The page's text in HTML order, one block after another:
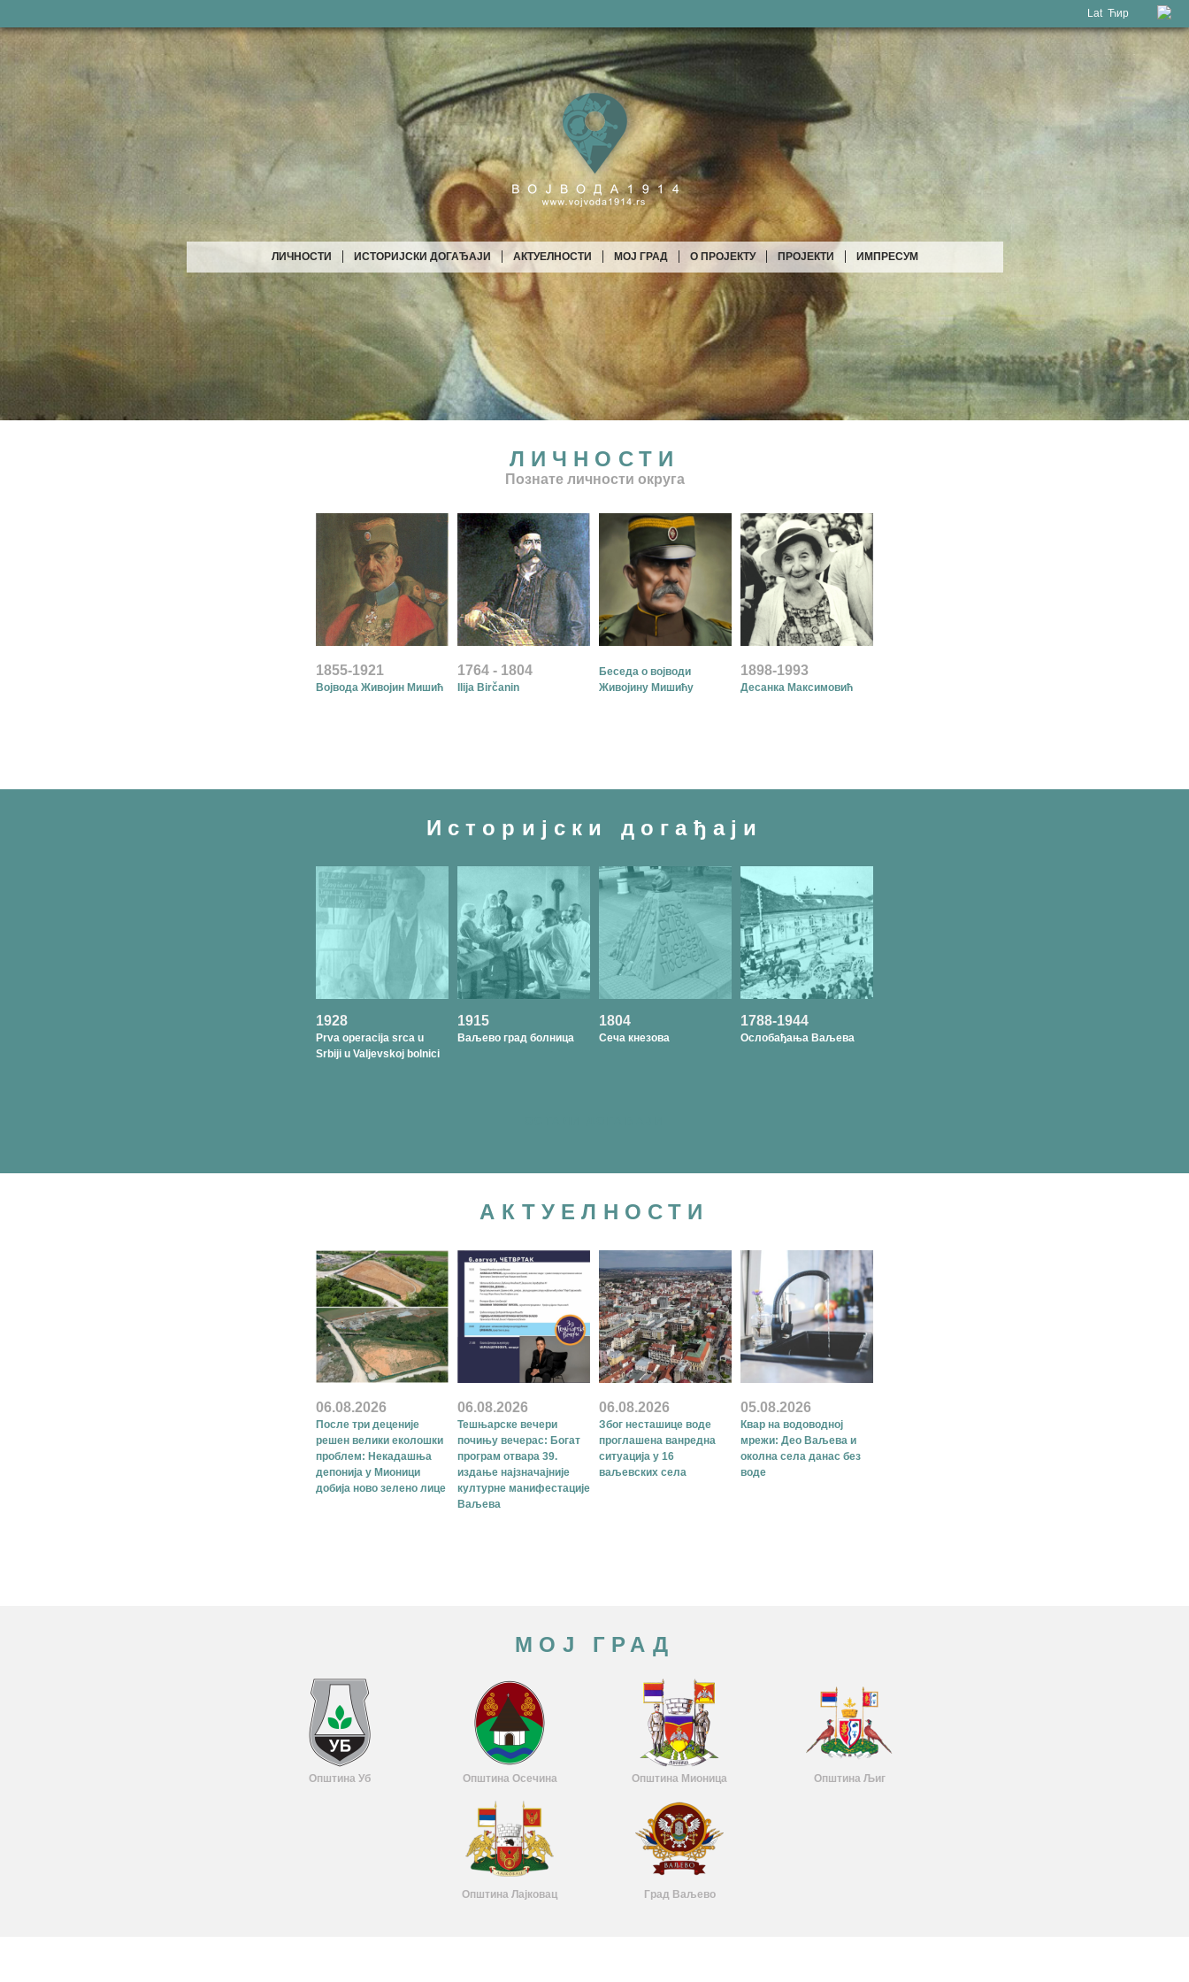
Lat Ћир
ЛИЧНОСТИ ИСТОРИЈСКИ ДОГАЂАЈИ АКТУЕЛНОСТИ МОЈ ГРАД О ПРОЈЕКТУ ПРОЈЕКТИ ИМПРЕСУМ
ЛИЧНОСТИ
Познате личности округа
1855-1921
Војвода Живојин Мишић
1764 - 1804
Ilija Birčanin
Беседа о војводи
Живојину Мишићу
1898-1993
Десанка Максимовић
Историјски догађаји
1928
Prva operacija srca u
Srbiji u Valjevskoj bolnici
1915
Ваљево град болница
1804
Сеча кнезова
1788-1944
Ослобађања Ваљева
АКТУЕЛНОСТИ
06.08.2026
После три деценије
решен велики еколошки
проблем: Некадашња
депонија у Мионици
добија ново зелено лице
06.08.2026
Тешњарске вечери
почињу вечерас: Богат
програм отвара 39.
издање најзначајније
културне манифестације
Ваљева
06.08.2026
Због несташице воде
проглашена ванредна
ситуација у 16
ваљевских села
05.08.2026
Квар на водоводној
мрежи: Део Ваљева и
околна села данас без
воде
МОЈ ГРАД
Општина Уб Општина Осечина Општина Мионица Општина Љиг
Општина Лајковац Град Ваљево